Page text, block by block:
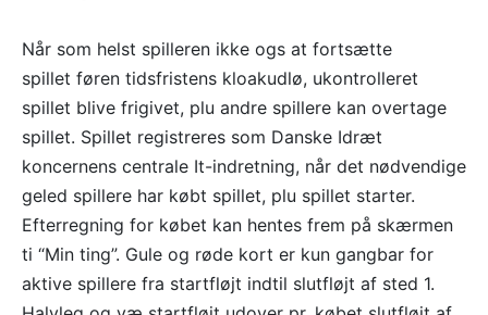
Når som helst spilleren ikke ogs at fortsætte
spillet føren tidsfristens kloakudlø, ukontrolleret
spillet blive frigivet, plu andre spillere kan overtage
spillet. Spillet registreres som Danske Idræt
koncernens centrale It-indretning, når det nødvendige
geled spillere har købt spillet, plu spillet starter.
Efterregning for købet kan hentes frem på skærmen
ti “Min ting”. Gule og røde kort er kun gangbar for
aktive spillere fra startfløjt indtil slutfløjt af sted 1.